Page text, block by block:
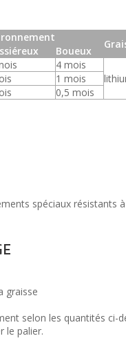
Boueux
4 mois
1 mois
0,5 mois
spéciaux résistants
graisse
selon les quantités ci-
le palier.